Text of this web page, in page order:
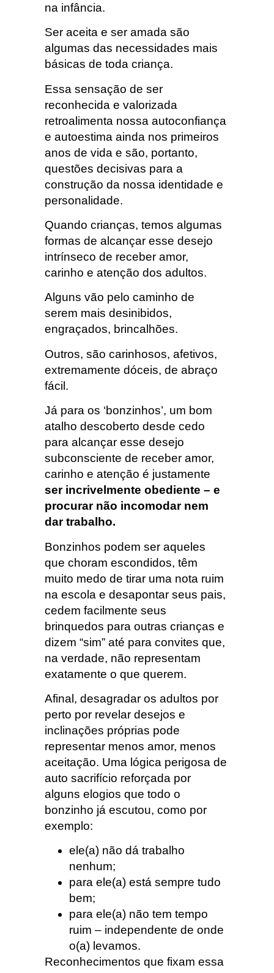
na infância.
Ser aceita e ser amada são
algumas das necessidades mais
básicas de toda criança.
Essa sensação de ser
reconhecida e valorizada
retroalimenta nossa autoconfiança
e autoestima ainda nos primeiros
anos de vida e são, portanto,
questões decisivas para a
construção da nossa identidade e
personalidade.
Quando crianças, temos algumas
formas de alcançar esse desejo
intrínseco de receber amor,
carinho e atenção dos adultos.
Alguns vão pelo caminho de
serem mais desinibidos,
engraçados, brincalhões.
Outros, são carinhosos, afetivos,
extremamente dóceis, de abraço
fácil.
Já para os ‘bonzinhos’, um bom
atalho descoberto desde cedo
para alcançar esse desejo
subconsciente de receber amor,
carinho e atenção é justamente
ser incrivelmente obediente – e
procurar não incomodar nem
dar trabalho.
Bonzinhos podem ser aqueles
que choram escondidos, têm
muito medo de tirar uma nota ruim
na escola e desapontar seus pais,
cedem facilmente seus
brinquedos para outras crianças e
dizem “sim” até para convites que,
na verdade, não representam
exatamente o que querem.
Afinal, desagradar os adultos por
perto por revelar desejos e
inclinações próprias pode
representar menos amor, menos
aceitação. Uma lógica perigosa de
auto sacrifício reforçada por
alguns elogios que todo o
bonzinho já escutou, como por
exemplo:
ele(a) não dá trabalho
nenhum;
para ele(a) está sempre tudo
bem;
para ele(a) não tem tempo
ruim – independente de onde
o(a) levamos.
Reconhecimentos que fixam essa